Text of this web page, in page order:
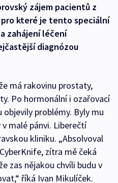
zájem pacientů z
které je tento speciální
zahájení léčení
diagnózou
má rakovinu prostaty,
Po hormonální i ozařovací
objevily problémy. Byly mu
malé pánvi. Liberečtí
kliniku. „Absolvoval
zítra mě čeká
zas nějakou chvíli budu v
říká Ivan Mikulíček.